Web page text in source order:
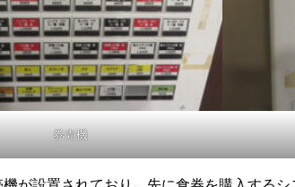
券売機